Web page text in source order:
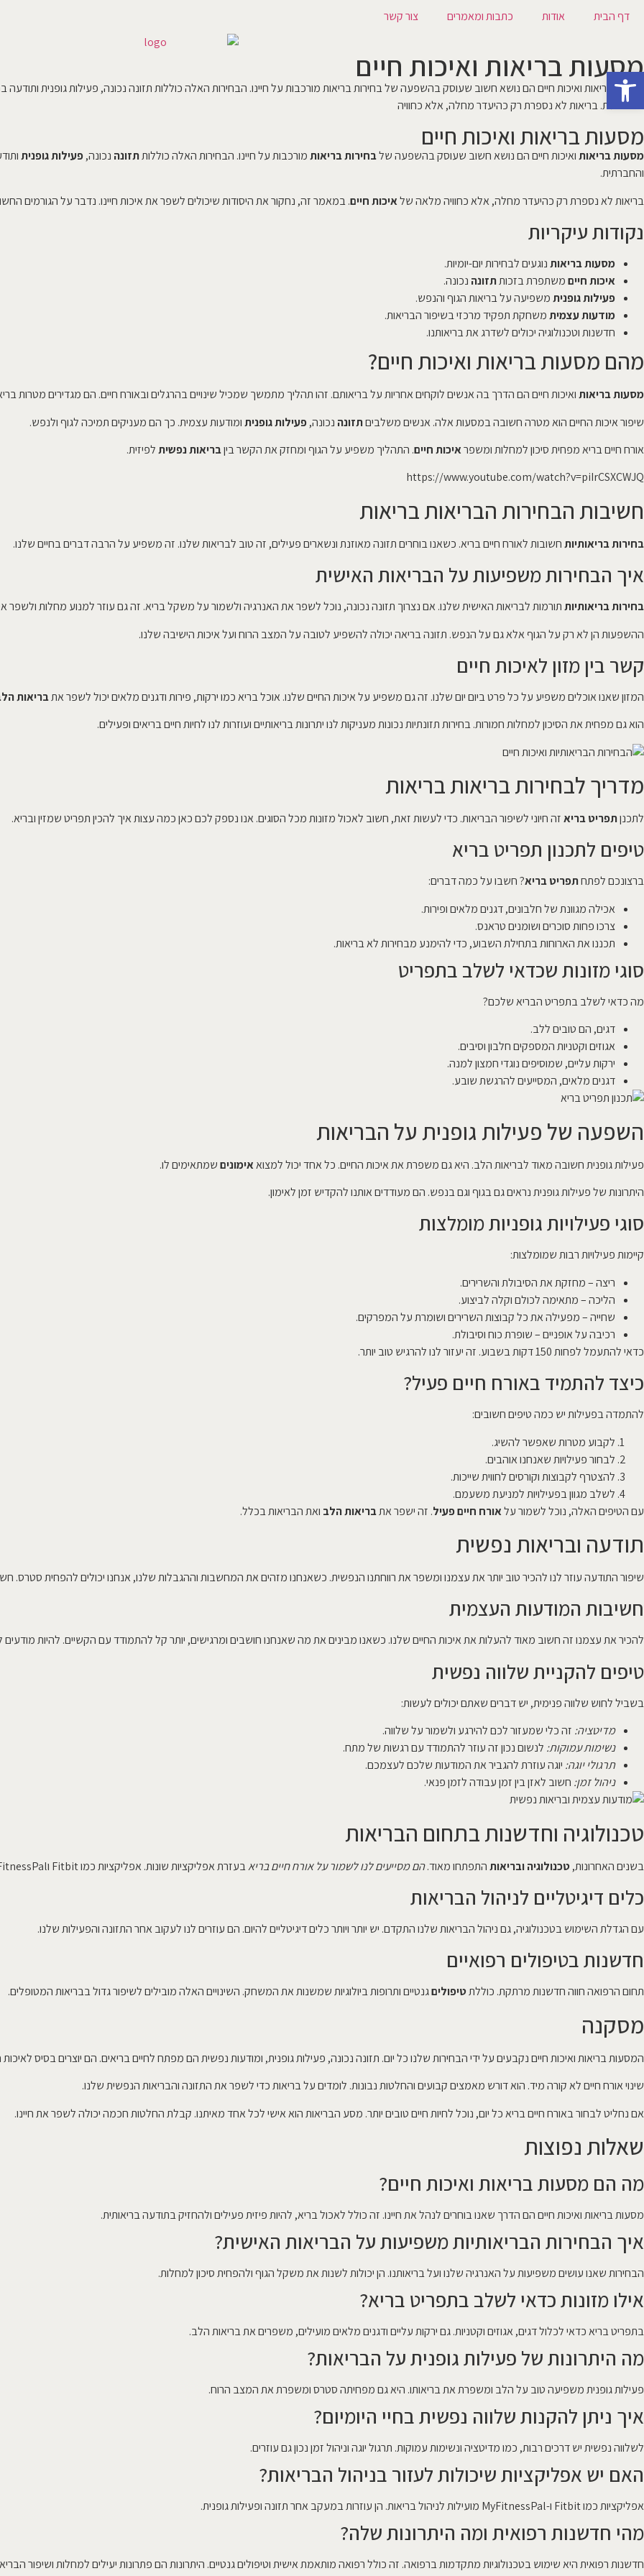
דף הבית אודות כתבות ומאמרים צור קשר
מסעות בריאות ואיכות חיים
מסעות בריאות ואיכות חיים הם נושא חשוב שעוסק בהשפעה של בחירות בריאות מורכבות על חיינו. הבחירות האלה כוללות תזונה נכונה, פעילות גופנית
והחברתית. בריאות לא נספרת רק כהיעדר מחלה, אלא כחוויה
מסעות בריאות ואיכות חיים
מסעות בריאותואיכות חיים הם נושא חשוב שעוסק בהשפעה שלבחירות בריאותמורכבות על חיינו. הבחירות האלה כוללותתזונה נכונה,פעילות גופנית
והחברתית.
בריאות לא נספרת רק כהיעדר מחלה, אלא כחוויה מלאה שלאיכות חיים. במאמר זה, נחקור את היסודות שיכולים לשפר את איכות חיינו. נדבר על הגורמים
נקודות עיקריות
מסעות בריאותנוגעים לבחירות יום-יומיות.
איכות חייםמשתפרת בזכותתזונה נכונה.
פעילות גופניתמשפיעה על בריאות הגוף והנפש.
מודעות עצמיתמשחקת תפקיד מרכזי בשיפור הבריאות.
חדשנות וטכנולוגיה יכולים לשדרג את בריאותנו.
מהם מסעות בריאות ואיכות חיים?
מסעות בריאותואיכות חיים הם הדרך בה אנשים לוקחים אחריות על בריאותם. זהו תהליך מתמשך שמכיל שינויים בהרגלים ובאורח חיים. הם מגדירים מטרות
שיפור איכות החיים הוא מטרה חשובה במסעות אלה. אנשים משלביםתזונה נכונה,פעילות גופניתומודעות עצמית. כך הם מעניקים תמיכה לגוף ולנפש.
אורח חיים בריא מפחית סיכון למחלות ומשפראיכות חיים. התהליך משפיע על הגוף ומחזק את הקשר ביןבריאות נפשיתלפיזית.
https://www.youtube.com/watch?v=piIrCSXCWJQ
חשיבות הבחירות הבריאות בריאות
בחירות בריאותיותחשובות לאורח חיים בריא. כשאנו בוחרים תזונה מאוזנת ונשארים פעילים, זה טוב לבריאות שלנו. זה משפיע על הרבה דברים בחיים שלנו.
איך הבחירות משפיעות על הבריאות האישית
בחירות בריאותיותתורמות לבריאות האישית שלנו. אם נצרוך תזונה נכונה, נוכל לשפר את האנרגיה ולשמור על משקל בריא. זה גם עוזר למנוע מחלות ולשפר
ההשפעות הן לא רק על הגוף אלא גם על הנפש. תזונה בריאה יכולה להשפיע לטובה על המצב הרוח ועל איכות הישיבה שלנו.
קשר בין מזון לאיכות חיים
המזון שאנו אוכלים משפיע על כל פרט ביום יום שלנו. זה גם משפיע על איכות החיים שלנו. אוכל בריא כמו ירקות, פירות ודגנים מלאים יכול לשפר אתבריאות
הוא גם מפחית את הסיכון למחלות חמורות. בחירות תזונתיות נכונות מעניקות לנו יתרונות בריאותיים ועוזרות לנו לחיות חיים בריאים ופעילים.
מדריך לבחירות בריאות בריאות
לתכנןתפריט בריאזה חיוני לשיפור הבריאות. כדי לעשות זאת, חשוב לאכול מזונות מכל הסוגים. אנו נספק לכם כאן כמה עצות איך להכין תפריט שמזין ובריא.
טיפים לתכנון תפריט בריא
ברצונכם לפתחתפריט בריא? חשבו על כמה דברים:
אכילה מגוונת של חלבונים, דגנים מלאים ופירות.
צרכו פחות סוכרים ושומנים טראנס.
תכננו את הארוחות בתחילת השבוע, כדי להימנע מבחירות לא בריאות.
סוגי מזונות שכדאי לשלב בתפריט
מה כדאי לשלב בתפריט הבריא שלכם?
דגים, הם טובים ללב.
אגוזים וקטניות המספקים חלבון וסיבים.
ירקות עליים, שמוסיפים נוגדי חמצון למנה.
דגנים מלאים, המסייעים להרגשת שובע.
השפעה של פעילות גופנית על הבריאות
פעילות גופנית חשובה מאוד לבריאות הלב. היא גם משפרת את איכות החיים. כל אחד יכול למצואאימוניםשמתאימים לו.
היתרונות של פעילות גופנית נראים גם בגוף וגם בנפש. הם מעודדים אותנו להקדיש זמן לאימון.
סוגי פעילויות גופניות מומלצות
קיימות פעילויות רבות שמומלצות:
ריצה – מחזקת את הסיבולת והשרירים.
הליכה – מתאימה לכולם וקלה לביצוע.
שחייה – מפעילה את כל קבוצות השרירים ושומרת על המפרקים.
רכיבה על אופניים – שופרת כוח וסיבולת.
כדאי להתעמל לפחות 150 דקות בשבוע. זה יעזור לנו להרגיש טוב יותר.
כיצד להתמיד באורח חיים פעיל?
להתמדה בפעילות יש כמה טיפים חשובים:
לקבוע מטרות שאפשר להשיג.
לבחור פעילויות שאנחנו אוהבים.
להצטרף לקבוצות וקורסים לחווית שייכות.
לשלב מגוון בפעילויות למניעת משעמם.
עם הטיפים האלה, נוכל לשמור עלאורח חיים פעיל. זה ישפר אתבריאות הלב ואת הבריאות בכלל.
תודעה ובריאות נפשית
שיפור התודעה עוזר לנו להכיר טוב יותר את עצמנו ומשפר את רווחתנו הנפשית. כשאנחנו מזהים את המחשבות וההגבלות שלנו, אנחנו יכולים להפחית סטרס.
חשיבות המודעות העצמית
להכיר את עצמנו זה חשוב מאוד להעלות את איכות החיים שלנו. כשאנו מבינים את מה שאנחנו חושבים ומרגישים, יותר קל להתמודד עם הקשיים. להיות
טיפים להקניית שלווה נפשית
בשביל לחוש שלווה פנימית, יש דברים שאתם יכולים לעשות:
מדיטציה: זה כלי שמעזור לכם להירגע ולשמור על שלווה.
נשימות עמוקות: לנשום נכון זה עוזר להתמודד עם רגשות של מתח.
תרגולי יוגה: יוגה עוזרת להגביר את המודעות שלכם לעצמכם.
ניהול זמן: חשוב לאזן בין זמן עבודה לזמן פנאי.
טכנולוגיה וחדשנות בתחום הבריאות
בשנים האחרונות,טכנולוגיה ובריאותהתפתחו מאוד.הם מסייעים לנו לשמור על אורח חיים בריאבעזרת אפליקציות שונות. אפליקציות כמו Fitbit וMyFitnessPal נותנות מידע בזמן אמת. הן מעזרות לנו להבין ולשפר את בריאותנו.
כלים דיגיטליים לניהול הבריאות
עם הגדלת השימוש בטכנולוגיה, גם ניהול הבריאות שלנו התקדם. יש יותר ויותר כלים דיגיטליים להיום. הם עוזרים לנו לעקוב אחר התזונה והפעילות שלנו.
חדשנות בטיפולים רפואיים
תחום הרפואה חווה חדשנות מרתקת. כוללתטיפוליםגנטיים ותרופות ביולוגיות שמשנות את המשחק. השינויים האלה מובילים לשיפור גדול בבריאות המטופלים.
מסקנה
המסעות בריאות ואיכות חיים נקבעים על ידי הבחירות שלנו כל יום. תזונה נכונה, פעילות גופנית, ומודעות נפשית הם מפתח לחיים בריאים. הם יוצרים בסיס לאיכות
שינוי אורח חיים לא קורה מיד. הוא דורש מאמצים קבועים והחלטות נבונות. לומדים על בריאות כדי לשפר את התזונה והבריאות הנפשית שלנו.
אם נחליט לבחור באורח חיים בריא כל יום, נוכל לחיות חיים טובים יותר. מסע הבריאות הוא אישי לכל אחד מאיתנו. קבלת החלטות חכמה יכולה לשפר את חיינו.
שאלות נפוצות
מה הם מסעות בריאות ואיכות חיים?
מסעות בריאות ואיכות חיים הם הדרך שאנו בוחרים לנהל את חיינו. זה כולל לאכול בריא, להיות פיזית פעילים ולהחזיק בתודעה בריאותית.
איך הבחירות הבריאותיות משפיעות על הבריאות האישית?
הבחירות שאנו עושים משפיעות על האנרגיה שלנו ועל בריאותנו. הן יכולות לשנות את משקל הגוף ולהפחית סיכון למחלות.
אילו מזונות כדאי לשלב בתפריט בריא?
בתפריט בריא כדאי לכלול דגים, אגוזים וקטניות. גם ירקות עליים ודגנים מלאים מועילים, משפרים את בריאות הלב.
מה היתרונות של פעילות גופנית על הבריאות?
פעילות גופנית משפיעה טוב על הלב ומשפרת את בריאותו. היא גם מפחיתה סטרס ומשפרת את המצב הרוח.
איך ניתן להקנות שלווה נפשית בחיי היומיום?
לשלווה נפשית יש דרכים רבות, כמו מדיטציה ונשימות עמוקות. תרגול יוגה וניהול זמן נכון גם עוזרים.
האם יש אפליקציות שיכולות לעזור בניהול הבריאות?
אפליקציות כמו Fitbit ו-MyFitnessPal מועילות לניהול בריאות. הן עוזרות במעקב אחר תזונה ופעילות גופנית.
מהי חדשנות רפואית ומה היתרונות שלה?
חדשנות רפואית היא שימוש בטכנולוגיות מתקדמות ברפואה. זה כולל רפואה מותאמת אישית וטיפולים גנטיים. היתרונות הם פתרונות יעילים למחלות ושיפור
פתח סרגל נגישות